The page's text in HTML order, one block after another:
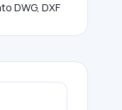
DWG, DXF